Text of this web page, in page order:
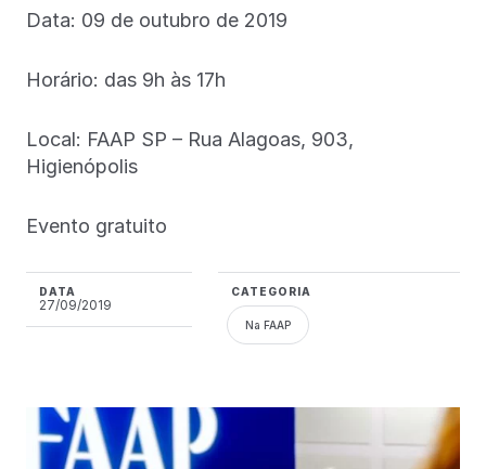
Data: 09 de outubro de 2019
Horário: das 9h às 17h
Local: FAAP SP – Rua Alagoas, 903,
Higienópolis
Evento gratuito
DATA
27/09/2019
CATEGORIA
Na FAAP